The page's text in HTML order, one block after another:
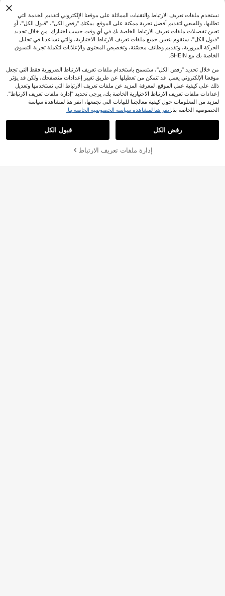
الشمس - حزام جسم من السبائك، هدية م
ثالية لعيد الحب ورمضان. حجم قابل للتعد
يل، مناسب للارتداء اليومي وأيام الشاطئ
وملابس العطلات وحفلات العشاء وحفلات
التخرج. تصميم أيقوني بأسلوب بوهيمي، ه
دية عطلة مثالية لرفع أي إطلالة، مصمم خ
صيصًا لها.
7# الأفضل مبيعا في طبقة واحدة أحزمة النساء & أحزمة الملحقات
JOD1 .20
1 قطعة حزام ذهبي اللون مزين بالأزهار و
الخرز الاصطناعي للنساء ذوات الحجم ال
كبير، مناسب للفساتين والملابس الكاجوا
ل والحفلات والأجواء الصيفية والمدرسية
والخريفية وعيد الهالوين
عملاء متكررون بشكل كبير
JOD2.00
أضف إلى عربة التسوق بنجاح
نستخدم ملفات تعريف الارتباط والتقنيات المماثلة على موقعنا الإلكتروني لتقديم الخدمة التي
تطلبها، وللسعي لتقديم أفضل تجربة ممكنة على الموقع. يمكنك "رفض الكل"، "قبول الكل"، أو
تعيين تفضيلات ملفات تعريف الارتباط الخاصة بك في أي وقت حسب اختيارك. من خلال تحديد
"قبول الكل"، سنقوم بتعيين جميع ملفات تعريف الارتباط الاختيارية، والتي تساعدنا في تحليل
الحركة المرورية، وتقديم وظائف محسّنة، وتخصيص المحتوى والإعلانات لتكملة تجربة التسوق
الخاصة بك مع SHEIN.
من خلال تحديد "رفض الكل"، ستسمح باستخدام ملفات تعريف الارتباط الضرورية فقط التي تجعل
موقعنا الإلكتروني يعمل. قد تتمكن من تعطيلها عن طريق تغيير إعدادات متصفحك، ولكن قد يؤثر
ذلك على كيفية عمل الموقع. لمعرفة المزيد عن ملفات تعريف الارتباط التي نستخدمها وتعديل
إعدادات ملفات تعريف الارتباط الاختيارية الخاصة بك، يرجى تحديد "إدارة ملفات تعريف الارتباط".
لمزيد من المعلومات حول كيفية معالجتنا للبيانات التي نجمعها، انقر هنا لمشاهدة سياسة
الخصوصية الخاصة بنا. انقر هنا لمشاهدة سياسة الخصوصية الخاصة بنا.
رفض الكل قبول الكل
إدارة ملفات تعريف الارتباط